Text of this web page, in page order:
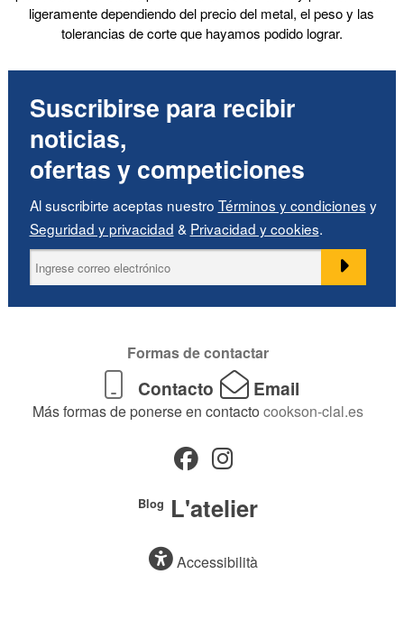
ligeramente dependiendo del precio del metal, el peso y las
tolerancias de corte que hayamos podido lograr.
Suscribirse para recibir
noticias,
ofertas y competiciones
Al suscribirte aceptas nuestro Términos y condiciones y
Seguridad y privacidad & Privacidad y cookies.
Formas de contactar
Contacto Email
Más formas de ponerse en contacto cookson-clal.es
Blog L'atelier
Accessibilità